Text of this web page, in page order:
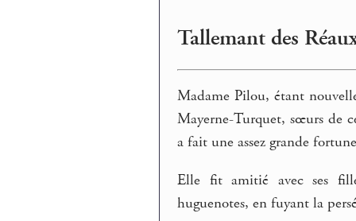
Tallemant des
Madame Pilou, étant
Mayerne-Turquet, sœurs de
a fait une assez grande
Elle fit amitié avec ses
huguenotes, en fuyant la